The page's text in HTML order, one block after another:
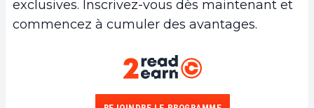
exclusives. Inscrivez-vous dès maintenant et
commencez à cumuler des avantages.